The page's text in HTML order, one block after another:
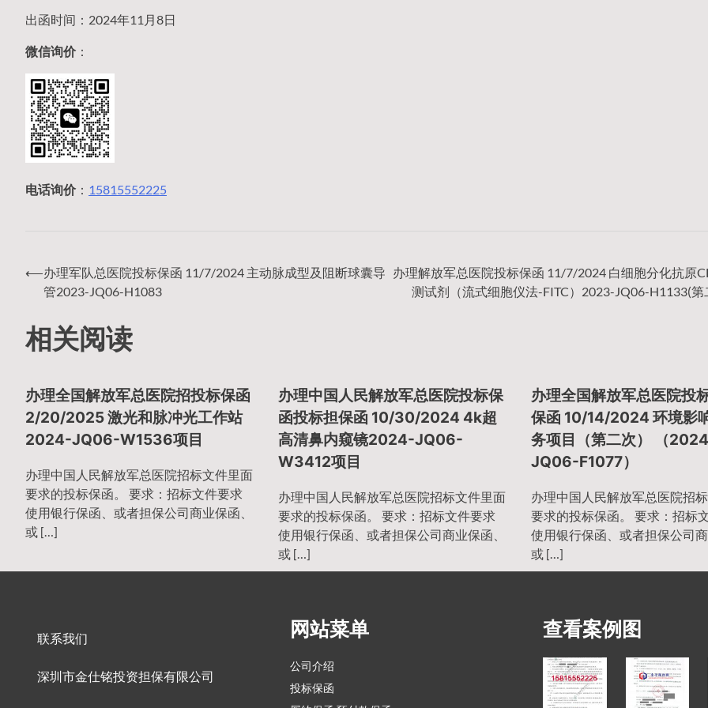
出函时间：2024年11月8日
微信询价：
电话询价： 15815552225
文
章
导
航
⟵办理军队总医院投标保函 11/7/2024 主动脉成型及阻断球囊导
管2023-JQ06-H1083
办理解放军总医院投标保函 11/7/2024 白细胞分化抗原
测试剂（流式细胞仪法-FITC）2023-JQ06-H1133(第
相关阅读
办理全国解放军总医院招投标保函
2/20/2025 激光和脉冲光工作站
2024-JQ06-W1536项目
办理中国人民解放军总医院招标文件里面
要求的投标保函。 要求：招标文件要求
使用银行保函、或者担保公司商业保函、
或 […]
办理中国人民解放军总医院投标保
函投标担保函 10/30/2024 4k超
高清鼻内窥镜2024-JQ06-
W3412项目
办理中国人民解放军总医院招标文件里面
要求的投标保函。 要求：招标文件要求
使用银行保函、或者担保公司商业保函、
或 […]
办理全国解放军总医院投
保函 10/14/2024 环境影
务项目（第二次） （
JQ06-F1077）
办理中国人民解放军总医院招
要求的投标保函。 要求：招标
使用银行保函、或者担保公司商
或 […]
联系我们
深圳市金仕铭投资担保有限公司
网站菜单
公司介绍
投标保函
查看案例图